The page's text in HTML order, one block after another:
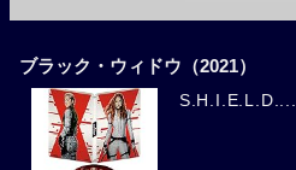
ブラック・ウィドウ（2021）
S.H.I.E.L.D....